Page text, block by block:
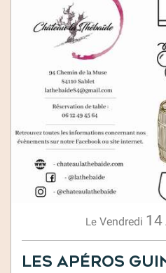
Le Vendredi 14
Les Apéros